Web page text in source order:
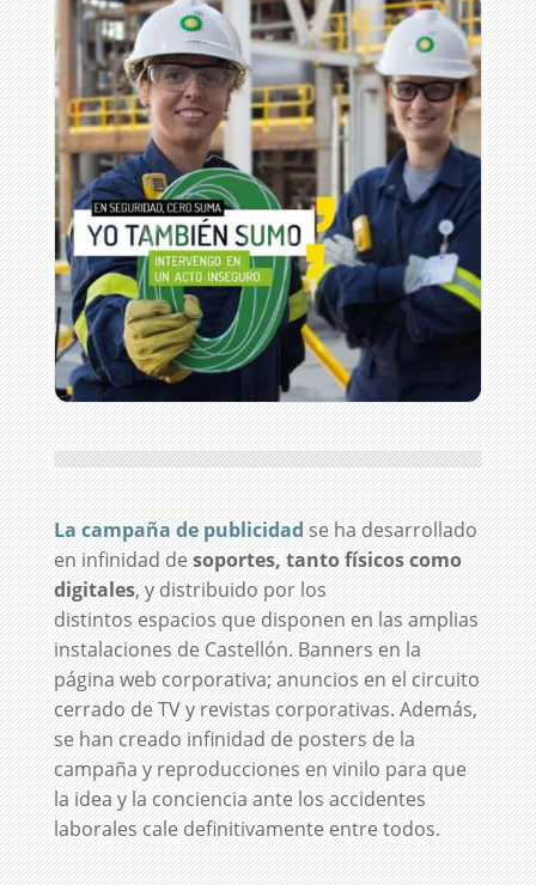
La campaña de publicidad se ha desarrollado
en infinidad desoportes, tanto físicos como
digitales, y distribuido por los
distintos espacios que disponen en las amplias
instalaciones de Castellón. Banners en la
página web corporativa; anuncios en el circuito
cerrado de TV y revistas corporativas. Además,
se han creado infinidad de posters de la
campaña y reproducciones en vinilo para que
la idea y la conciencia ante los accidentes
laborales cale definitivamente entre todos.